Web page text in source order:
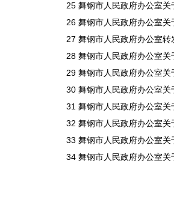
25 舞钢市人民政府办公室
26 舞钢市人民政府办公室
27 舞钢市人民政府办公室
28 舞钢市人民政府办公室
29 舞钢市人民政府办公室
30 舞钢市人民政府办公室
31 舞钢市人民政府办公室
32 舞钢市人民政府办公室
33 舞钢市人民政府办公室
34 舞钢市人民政府办公室